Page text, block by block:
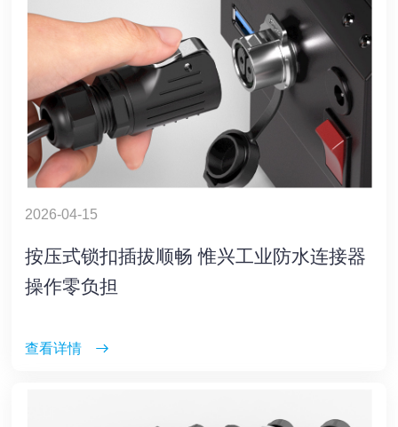
2026-04-15
按压式锁扣插拔顺畅 惟兴工业防水连接器
操作零负担
查看详情